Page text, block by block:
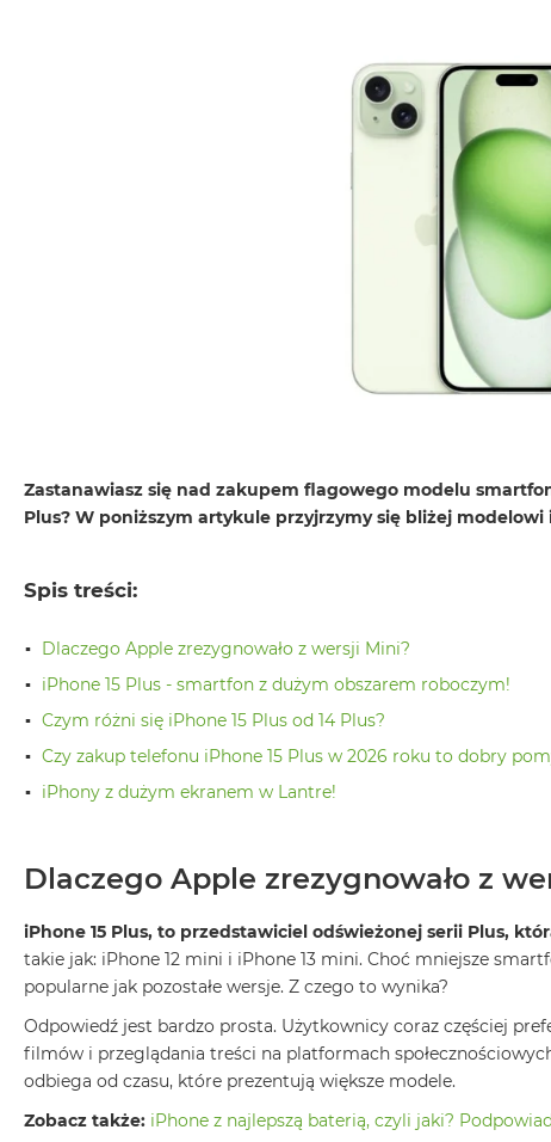
Air
MacBook
M5
Air
Air
M3
MacBook
MacBook
13
MacBook
15
Według
koloru
MacBook
Zastanawiasz się nad zakupem flagowego modelu
Plus? W poniższym artykule przyjrzymy się bliżej
Spis treści:
Dlaczego Apple zrezygnowało z wersji Mini?
iPhone 15 Plus - smartfon z dużym obszarem roboczym!
Czym różni się iPhone 15 Plus od 14 Plus?
Czy zakup telefonu iPhone 15 Plus w 2026 roku to dobry
iPhony z dużym ekranem w Lantre!
Dlaczego Apple zrezygnowało z
iPhone 15 Plus, to przedstawiciel odświeżonej serii Plus,
takie jak: iPhone 12 mini i iPhone 13 mini. Choć mniejsze
popularne jak pozostałe wersje. Z czego to wynika?
Odpowiedź jest bardzo prosta. Użytkownicy coraz częściej
filmów i przeglądania treści na platformach
odbiega od czasu, które prezentują większe modele.
Zobacz także: iPhone z najlepszą baterią, czyli jaki?